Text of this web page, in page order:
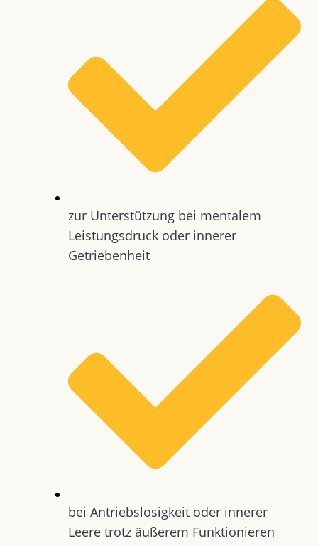
zur Unterstützung bei mentalem
Leistungsdruck oder innerer
Getriebenheit
bei Antriebslosigkeit oder innerer
Leere trotz äußerem Funktionieren